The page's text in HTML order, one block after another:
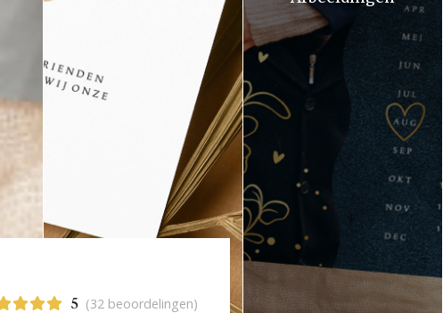
5 (32 beoordelingen)